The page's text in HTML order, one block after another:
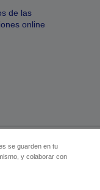
de las
online
de
se guarden en tu
y colaborar con